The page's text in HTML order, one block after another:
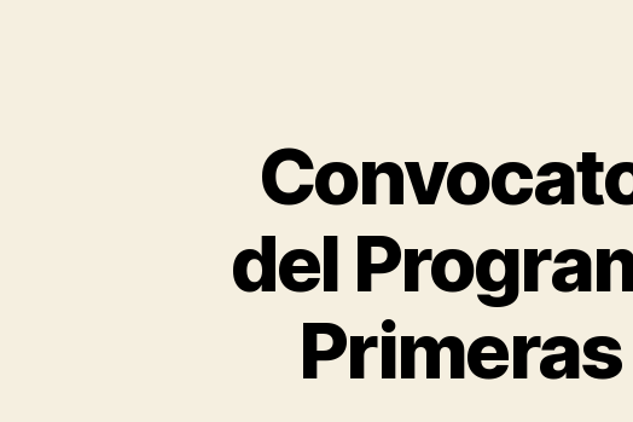
del
Primeras